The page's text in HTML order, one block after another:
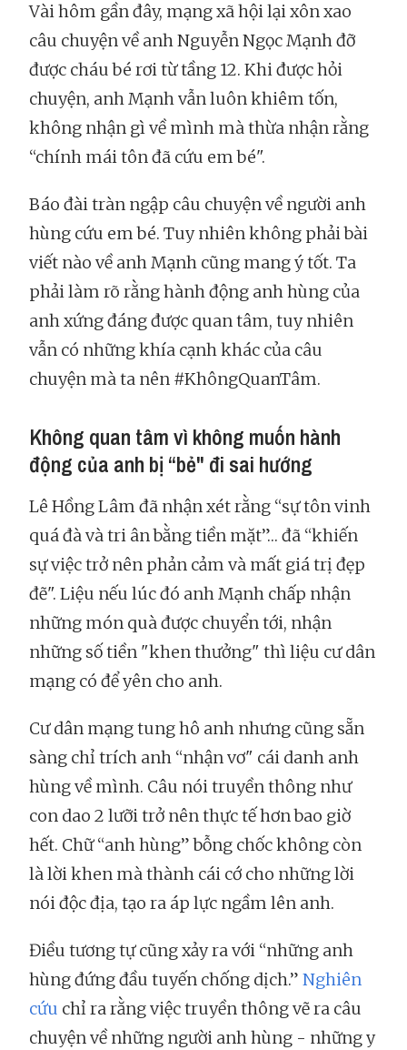
Vài hôm gần đây, mạng xã hội lại xôn xao
câu chuyện về anh Nguyễn Ngọc Mạnh đỡ
được cháu bé rơi từ tầng 12. Khi được hỏi
chuyện, anh Mạnh vẫn luôn khiêm tốn,
không nhận gì về mình mà thừa nhận rằng
“chính mái tôn đã cứu em bé".
Báo đài tràn ngập câu chuyện về người anh
hùng cứu em bé. Tuy nhiên không phải bài
viết nào về anh Mạnh cũng mang ý tốt. Ta
phải làm rõ rằng hành động anh hùng của
anh xứng đáng được quan tâm, tuy nhiên
vẫn có những khía cạnh khác của câu
chuyện mà ta nên #KhôngQuanTâm.
Không quan tâm vì không muốn hành
động của anh bị “bẻ" đi sai hướng
Lê Hồng Lâm đã nhận xét rằng “sự tôn vinh
quá đà và tri ân bằng tiền mặt”… đã “khiến
sự việc trở nên phản cảm và mất giá trị đẹp
đẽ". Liệu nếu lúc đó anh Mạnh chấp nhận
những món quà được chuyển tới, nhận
những số tiền "khen thưởng" thì liệu cư dân
mạng có để yên cho anh.
Cư dân mạng tung hô anh nhưng cũng sẵn
sàng chỉ trích anh “nhận vơ" cái danh anh
hùng về mình. Câu nói truyền thông như
con dao 2 lưỡi trở nên thực tế hơn bao giờ
hết. Chữ “anh hùng” bỗng chốc không còn
là lời khen mà thành cái cớ cho những lời
nói độc địa, tạo ra áp lực ngầm lên anh.
Điều tương tự cũng xảy ra với “những anh
hùng đứng đầu tuyến chống dịch.” Nghiên
cứu chỉ ra rằng việc truyền thông vẽ ra câu
chuyện về những người anh hùng - những y